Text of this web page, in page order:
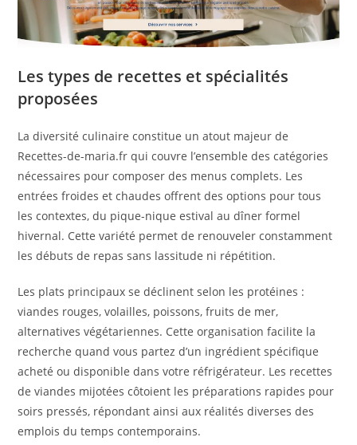
Les types de recettes et spécialités
proposées
La diversité culinaire constitue un atout majeur de
Recettes-de-maria.fr qui couvre l’ensemble des catégories
nécessaires pour composer des menus complets. Les
entrées froides et chaudes offrent des options pour tous
les contextes, du pique-nique estival au dîner formel
hivernal. Cette variété permet de renouveler constamment
les débuts de repas sans lassitude ni répétition.
Les plats principaux se déclinent selon les protéines :
viandes rouges, volailles, poissons, fruits de mer,
alternatives végétariennes. Cette organisation facilite la
recherche quand vous partez d’un ingrédient spécifique
acheté ou disponible dans votre réfrigérateur. Les recettes
de viandes mijotées côtoient les préparations rapides pour
soirs pressés, répondant ainsi aux réalités diverses des
emplois du temps contemporains.